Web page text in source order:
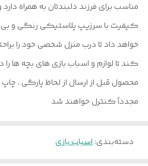
کیفیت با سرزیپ پلاستیکی رنگی و بی
خواهد داد تا درب منزل شخصی خود را
کند تا لوازم و اسباب بازی های بچه ها
محصول قبل از ارسال از لحاظ پارگی ،
مجدداً کنترل خواهند شد
دسته‌بندی:اسباب بازی